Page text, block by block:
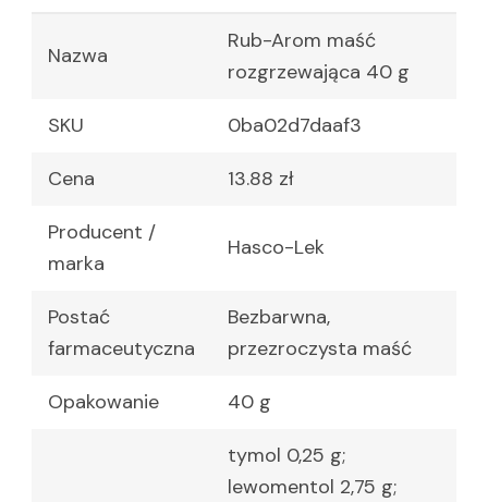
Nazwa
Rub-Arom maść
rozgrzewająca 40 g
SKU 0ba02d7daaf3
Cena 13.88 zł
Producent /
marka
Hasco-Lek
Postać
farmaceutyczna
Bezbarwna,
przezroczysta maść
Opakowanie 40 g
tymol 0,25 g;
lewomentol 2,75 g;